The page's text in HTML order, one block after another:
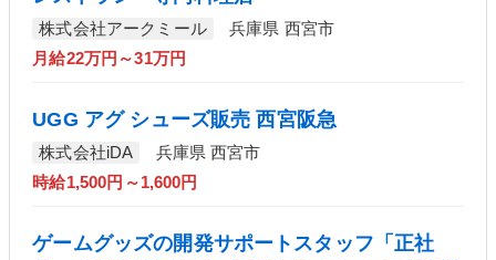
株式会社アークミール
兵庫県 西宮市
月給22万円～31万円
UGG アグ シューズ販売 西宮阪急
株式会社iDA
兵庫県 西宮市
時給1,500円～1,600円
ゲームグッズの開発サポートスタッフ「正社